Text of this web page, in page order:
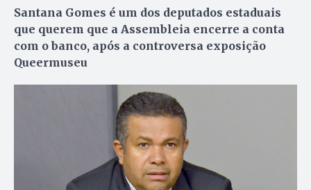
Santana Gomes é um dos deputados estaduais
que querem que a Assembleia encerre a conta
com o banco, após a controversa exposição
Queermuseu